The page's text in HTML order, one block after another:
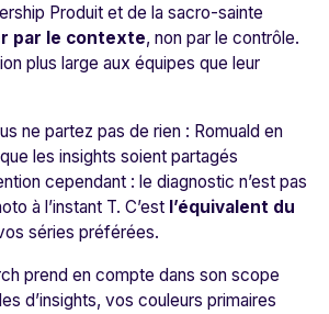
Produit et de la sacro-sainte
par le contexte, non par le contrôle.
plus large aux équipes que leur
ne partez pas de rien : Romuald en
les insights soient partagés
cependant : le diagnostic n’est pas
à l’instant T. C’est l’équivalent du
séries préférées.
prend en compte dans son scope
d’insights, vos couleurs primaires